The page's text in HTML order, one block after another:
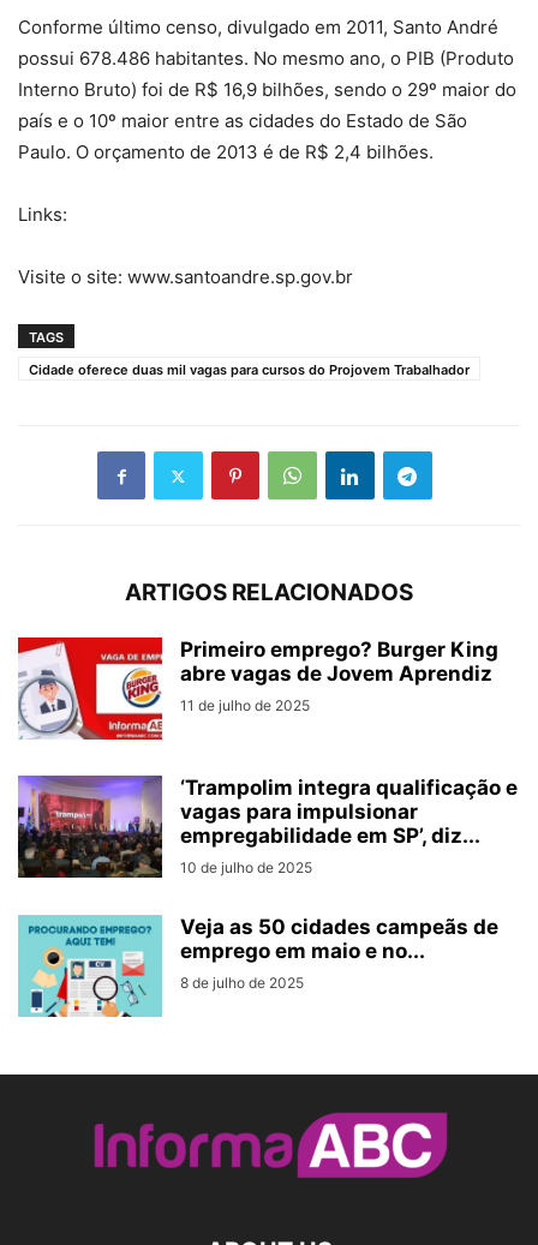
Conforme último censo, divulgado em 2011, Santo André
possui 678.486 habitantes. No mesmo ano, o PIB (Produto
Interno Bruto) foi de R$ 16,9 bilhões, sendo o 29º maior do
país e o 10º maior entre as cidades do Estado de São
Paulo. O orçamento de 2013 é de R$ 2,4 bilhões.
Links:
Visite o site: www.santoandre.sp.gov.br
TAGS
Cidade oferece duas mil vagas para cursos do Projovem Trabalhador
ARTIGOS RELACIONADOS
Primeiro emprego? Burger King
abre vagas de Jovem Aprendiz
11 de julho de 2025
‘Trampolim integra qualificação e
vagas para impulsionar
empregabilidade em SP’, diz...
10 de julho de 2025
Veja as 50 cidades campeãs de
emprego em maio e no...
8 de julho de 2025